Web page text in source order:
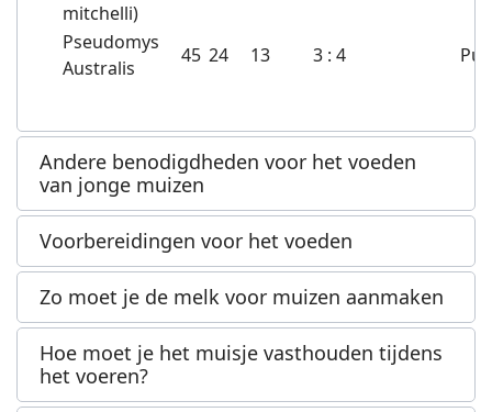
mitchelli)
Pseudomys
Australis
45 24 13 3 : 4
Andere benodigdheden voor het voeden
van jonge muizen
Voorbereidingen voor het voeden
Zo moet je de melk voor muizen aanmaken
Hoe moet je het muisje vasthouden tijdens
het voeren?